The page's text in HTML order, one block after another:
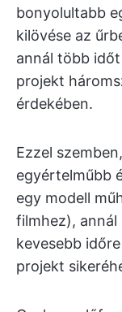
bonyolultabb
kilövése az
annál több
projekt
érdekében.
Ezzel
egyértelműbb
egy modell
filmhez), annál
kevesebb
projekt